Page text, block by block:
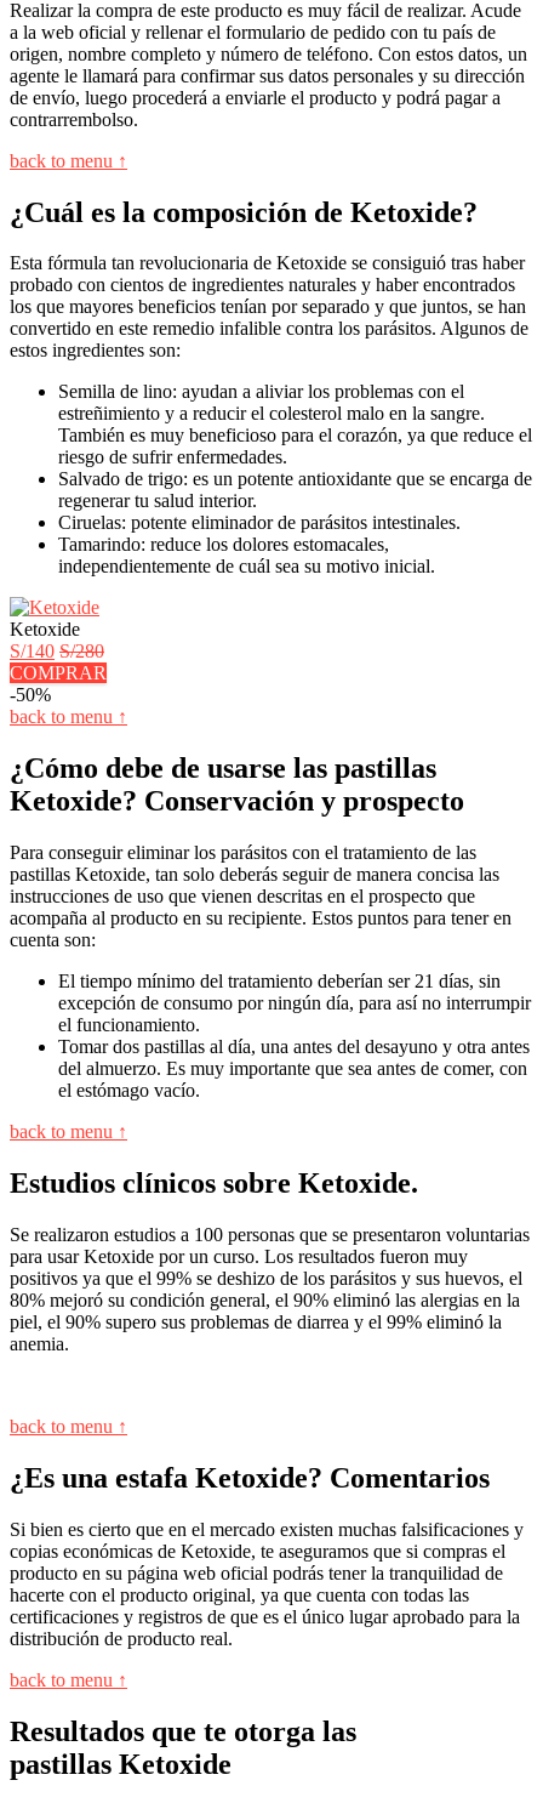
Realizar la compra de este producto es muy fácil de realizar. Acude
a la web oficial y rellenar el formulario de pedido con tu país de
origen, nombre completo y número de teléfono. Con estos datos, un
agente le llamará para confirmar sus datos personales y su dirección
de envío, luego procederá a enviarle el producto y podrá pagar a
contrarrembolso.
back to menu ↑
¿Cuál es la composición de Ketoxide?
Esta fórmula tan revolucionaria de Ketoxide se consiguió tras haber
probado con cientos de ingredientes naturales y haber encontrados
los que mayores beneficios tenían por separado y que juntos, se han
convertido en este remedio infalible contra los parásitos. Algunos de
estos ingredientes son:
Semilla de lino: ayudan a aliviar los problemas con el
estreñimiento y a reducir el colesterol malo en la sangre.
También es muy beneficioso para el corazón, ya que reduce el
riesgo de sufrir enfermedades.
Salvado de trigo: es un potente antioxidante que se encarga de
regenerar tu salud interior.
Ciruelas: potente eliminador de parásitos intestinales.
Tamarindo: reduce los dolores estomacales,
independientemente de cuál sea su motivo inicial.
Ketoxide
S/140 S/280
COMPRAR
-50%
back to menu ↑
¿Cómo debe de usarse las pastillas
Ketoxide? Conservación y prospecto
Para conseguir eliminar los parásitos con el tratamiento de las
pastillas Ketoxide, tan solo deberás seguir de manera concisa las
instrucciones de uso que vienen descritas en el prospecto que
acompaña al producto en su recipiente. Estos puntos para tener en
cuenta son:
El tiempo mínimo del tratamiento deberían ser 21 días, sin
excepción de consumo por ningún día, para así no interrumpir
el funcionamiento.
Tomar dos pastillas al día, una antes del desayuno y otra antes
del almuerzo. Es muy importante que sea antes de comer, con
el estómago vacío.
back to menu ↑
Estudios clínicos sobre Ketoxide.
Se realizaron estudios a 100 personas que se presentaron voluntarias
para usar Ketoxide por un curso. Los resultados fueron muy
positivos ya que el 99% se deshizo de los parásitos y sus huevos, el
80% mejoró su condición general, el 90% eliminó las alergias en la
piel, el 90% supero sus problemas de diarrea y el 99% eliminó la
anemia.
back to menu ↑
¿Es una estafa Ketoxide? Comentarios
Si bien es cierto que en el mercado existen muchas falsificaciones y
copias económicas de Ketoxide, te aseguramos que si compras el
producto en su página web oficial podrás tener la tranquilidad de
hacerte con el producto original, ya que cuenta con todas las
certificaciones y registros de que es el único lugar aprobado para la
distribución de producto real.
back to menu ↑
Resultados que te otorga las
pastillas Ketoxide